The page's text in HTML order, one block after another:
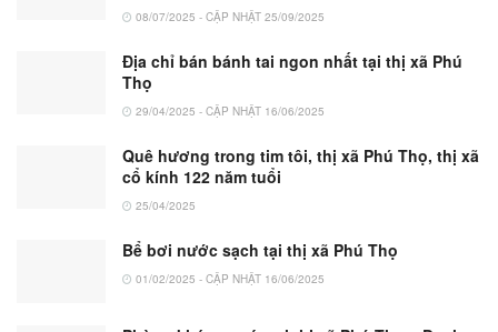
08/07/2025 - CẬP NHẬT 25/09/2025
Địa chỉ bán bánh tai ngon nhất tại thị xã Phú
Thọ
29/04/2025 - CẬP NHẬT 16/06/2025
Quê hương trong tim tôi, thị xã Phú Thọ, thị xã
cổ kính 122 năm tuổi
25/04/2025
Bể bơi nước sạch tại thị xã Phú Thọ
01/02/2025 - CẬP NHẬT 16/06/2025